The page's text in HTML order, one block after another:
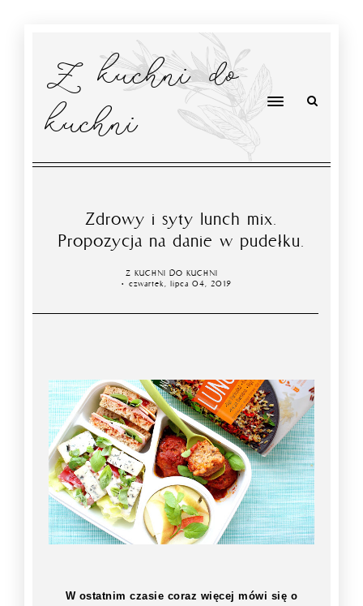
Z kuchni do
kuchni
Zdrowy i syty lunch mix.
Propozycja na danie w pudełku.
Z KUCHNI DO KUCHNI
czwartek, lipca 04, 2019
W ostatnim czasie coraz więcej mówi się o